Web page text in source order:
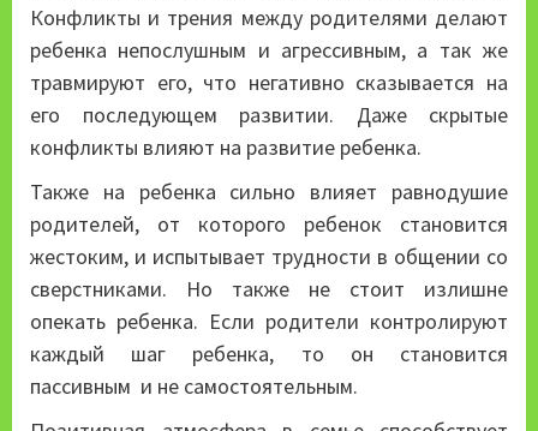
Конфликты и трения между родителями делают
ребенка непослушным и агрессивным, а так же
травмируют его, что негативно сказывается на
его последующем развитии. Даже скрытые
конфликты влияют на развитие ребенка.
Также на ребенка сильно влияет равнодушие
родителей, от которого ребенок становится
жестоким, и испытывает трудности в общении со
сверстниками. Но также не стоит излишне
опекать ребенка. Если родители контролируют
каждый шаг ребенка, то он становится
пассивным и не самостоятельным.